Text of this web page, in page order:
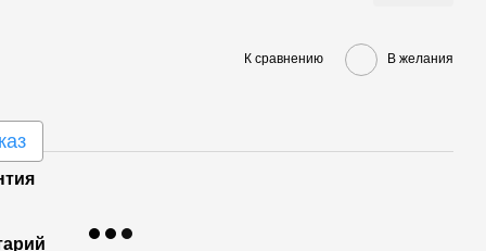
К сравнению В желания